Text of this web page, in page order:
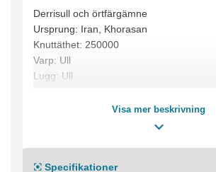
Derrisull och örtfärgämne
Ursprung: Iran, Khorasan
Knuttäthet: 250000
Varp: Ull
Lugg: Ull
Visa mer beskrivning
Specifikationer